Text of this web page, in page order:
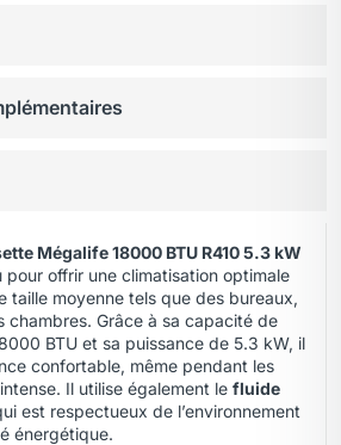
Mégalife 18000 BTU R410 5.3 kW
pour offrir une climatisation optimale
taille moyenne tels que des bureaux,
chambres. Grâce à sa capacité de
BTU et sa puissance de 5.3 kW, il
confortable, même pendant les
Il utilise également le fluide
est respectueux de l’environnement
énergétique.